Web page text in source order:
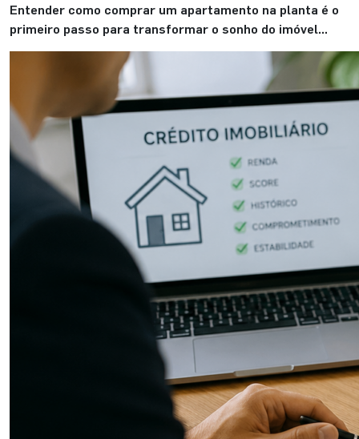
Entender como comprar um apartamento na planta é o
primeiro passo para transformar o sonho do imóvel
próprio em uma decisão mais segura e bem planejada.
Para você que está começando essa jornada, é normal
ter dúvidas sobre o valor de entrada, o financiamento, os
custos envolvidos e os cuidados necessários antes de
fechar negócio. […]